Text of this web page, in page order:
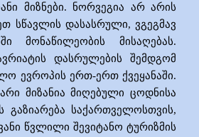
მიზნები. ნორვეგია არ არის
სწავლის დასასრული, ვგეგმავ
მონაწილეობის მისაღებას.
დასრულების შემდგომ
ევროპის ერთ-ერთ ქვეყანაში.
მიზანიამიღებული ცოდნისა
გაზიარება საქართველოსთვის,
წვლილი შევიტანო ტურიზმის